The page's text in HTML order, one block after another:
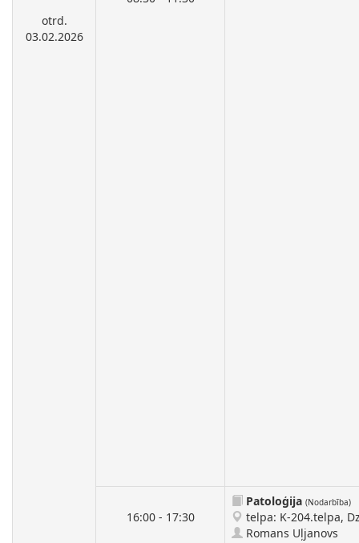
otrd.
03.02.2026
16:00 - 17:30
Patoloģija (Nodarbība)
telpa: K-204.telpa,
Romans Uļjanovs